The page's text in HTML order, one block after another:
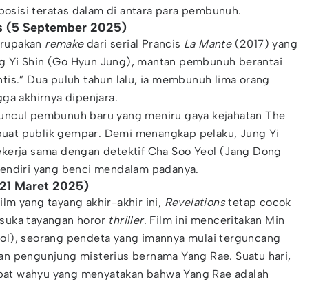
teratas dalam di antara para pembunuh.
(5 September 2025)
remakedari serial Prancis La Mante(2017) yang
Yi Shin (Go Hyun Jung), mantan pembunuh berantai
Dua puluh tahun lalu, ia membunuh lima orang
akhirnya dipenjara.
pembunuh baru yang meniru gaya kejahatan The
publik gempar. Demi menangkap pelaku, Jung Yi
sama dengan detektif Cha Soo Yeol (Jang Dong
yang benci mendalam padanya.
Maret 2025)
yang tayang akhir-akhir ini, Revelationstetap cocok
tayangan horor thriller. Film ini menceritakan Min
seorang pendeta yang imannya mulai terguncang
pengunjung misterius bernama Yang Rae. Suatu hari,
wahyu yang menyatakan bahwa Yang Rae adalah